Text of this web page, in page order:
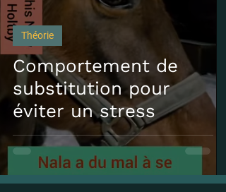
Comportement de
substitution pour
éviter un stress
Théorie